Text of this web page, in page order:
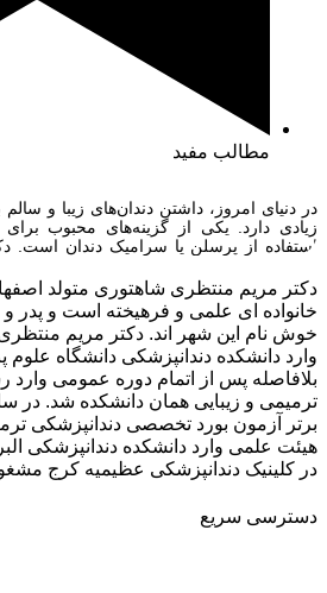
مطالب مفید
در دنیای امروز، داشتن دندان‌های زیبا و سالم
زیادی دارد. یکی از گزینه‌های محبوب برای
استفاده از پرسلن یا سرامیک دندان است.
تجربه و مهارت، خدماتی چون روکش دندان
دکتر مریم منتظری شاهتوری متولد
خانواده ای علمی و فرهیخته است و پدر و
وارد دانشکده دندانپزشکی دانشگاه
بلافاصله پس از اتمام دوره عمومی
برتر آزمون بورد تخصصی دندانپزشکی
هیئت علمی وارد دانشکده دندانپزشکی
در کلینیک دندانپزشکی عظیمیه کرج
دسترسی سریع